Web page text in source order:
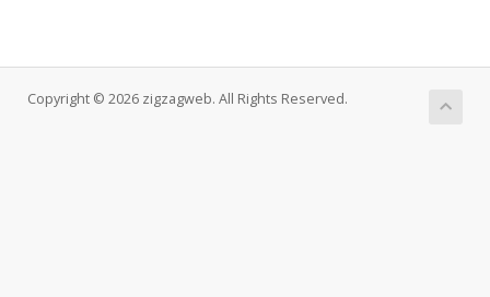
Copyright © 2026 zigzagweb. All Rights Reserved.